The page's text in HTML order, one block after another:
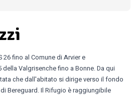
26 fino al Comune di Arvier e
della Valgrisenche fino a Bonne. Da qui
che dall'abitato si dirige verso il fondo
Bereguard. Il Rifugio è raggiungibile